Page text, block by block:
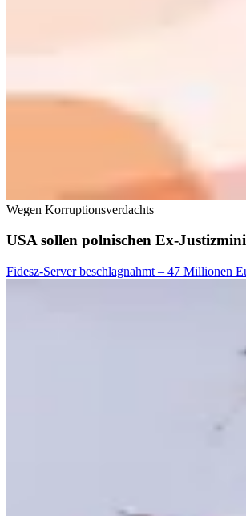
Wegen Korruptionsverdachts
USA sollen polnischen Ex-
Fidesz-Server beschlagnahmt – 47 Millionen